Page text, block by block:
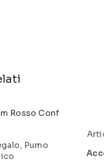
Rosso Conf
, Pumo